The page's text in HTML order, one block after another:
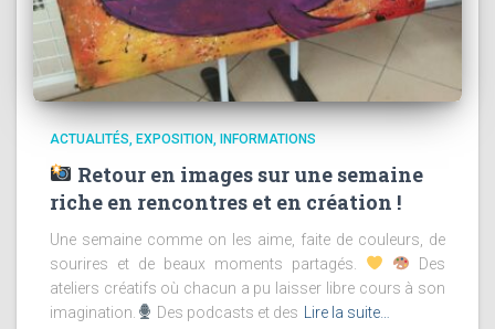
ACTUALITÉS EXPOSITION INFORMATIONS
Retour en images sur une semaine
riche en rencontres et en création !
Une semaine comme on les aime, faite de couleurs, de
sourires et de beaux moments partagés.
Des
ateliers créatifs où chacun a pu laisser libre cours à son
imagination.
Des podcasts et des Lire la suite…